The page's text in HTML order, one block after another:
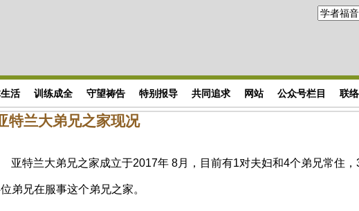
活 训练成全 守望祷告 特别报导 共同追求 网站 公众号栏目 联
特兰大弟兄之家现况
亚特兰大弟兄之家成立于2017年 8月，目前有1对夫妇和4个弟兄常住，
弟兄在服事这个弟兄之家。